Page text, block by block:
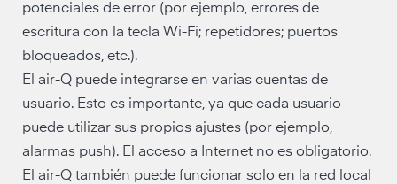
potenciales de error (por ejemplo, errores de
escritura con la tecla Wi-Fi; repetidores; puertos
bloqueados, etc.).
El air-Q puede integrarse en varias cuentas de
usuario. Esto es importante, ya que cada usuario
puede utilizar sus propios ajustes (por ejemplo,
alarmas push). El acceso a Internet no es obligatorio.
El air-Q también puede funcionar solo en la red local